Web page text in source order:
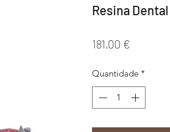
Resina
181,00 €
Quantidade *